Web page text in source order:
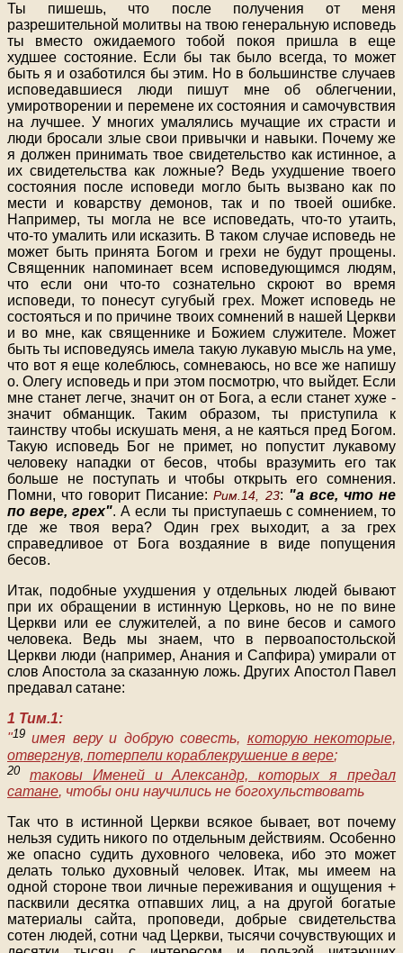
Ты пишешь, что после получения от меня
разрешительной молитвы на твою генеральную исповедь
ты вместо ожидаемого тобой покоя пришла в еще
худшее состояние. Если бы так было всегда, то может
быть я и озаботился бы этим. Но в большинстве случаев
исповедавшиеся люди пишут мне об облегчении,
умиротворении и перемене их состояния и самочувствия
на лучшее. У многих умалялись мучащие их страсти и
люди бросали злые свои привычки и навыки. Почему же
я должен принимать твое свидетельство как истинное, а
их свидетельства как ложные? Ведь ухудшение твоего
состояния после исповеди могло быть вызвано как по
мести и коварству демонов, так и по твоей ошибке.
Например, ты могла не все исповедать, что-то утаить,
что-то умалить или исказить. В таком случае исповедь не
может быть принята Богом и грехи не будут прощены.
Священник напоминает всем исповедующимся людям,
что если они что-то сознательно скроют во время
исповеди, то понесут сугубый грех. Может исповедь не
состояться и по причине твоих сомнений в нашей Церкви
и во мне, как священнике и Божием служителе. Может
быть ты исповедуясь имела такую лукавую мысль на уме,
что вот я еще колеблюсь, сомневаюсь, но все же напишу
о. Олегу исповедь и при этом посмотрю, что выйдет. Если
мне станет легче, значит он от Бога, а если станет хуже -
значит обманщик. Таким образом, ты приступила к
таинству чтобы искушать меня, а не каяться пред Богом.
Такую исповедь Бог не примет, но попустит лукавому
человеку нападки от бесов, чтобы вразумить его так
больше не поступать и чтобы открыть его сомнения.
Помни, что говорит Писание:Рим.14, 23: "а все, что не
по вере, грех". А если ты приступаешь с сомнением, то
где же твоя вера? Один грех выходит, а за грех
справедливое от Бога воздаяние в виде попущения
бесов.
Итак, подобные ухудшения у отдельных людей бывают
при их обращении в истинную Церковь, но не по вине
Церкви или ее служителей, а по вине бесов и самого
человека. Ведь мы знаем, что в первоапостольской
Церкви люди (например, Анания и Сапфира) умирали от
слов Апостола за сказанную ложь. Других Апостол Павел
предавал сатане:
1 Тим.1:
"19 имея веру и добрую совесть, которую некоторые,
отвергнув, потерпели кораблекрушение в вере;
20
таковы Именей и Александр, которых я предал
сатане, чтобы они научились не богохульствовать
Так что в истинной Церкви всякое бывает, вот почему
нельзя судить никого по отдельным действиям. Особенно
же опасно судить духовного человека, ибо это может
делать только духовный человек. Итак, мы имеем на
одной стороне твои личные переживания и ощущения +
пасквили десятка отпавших лиц, а на другой богатые
материалы сайта, проповеди, добрые свидетельства
сотен людей, сотни чад Церкви, тысячи сочувствующих и